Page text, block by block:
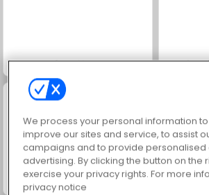
Juice Merge
Masha and the Bear: Meadows
We process your personal information
improve our sites and service, to assist
campaigns and to provide personalised
advertising. By clicking the button on the
exercise your privacy rights. For more
privacy notice